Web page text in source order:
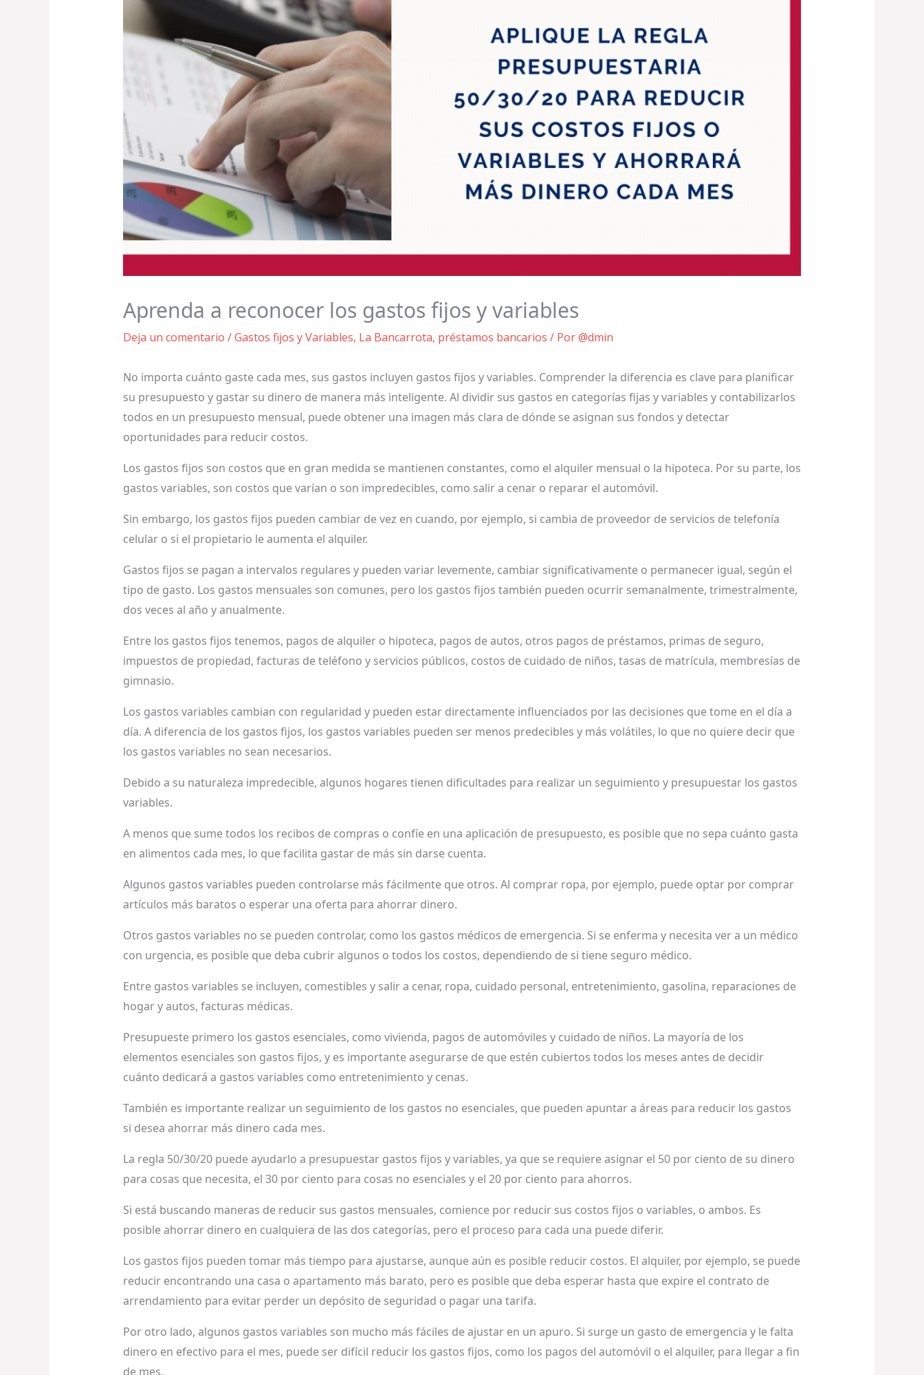
Aprenda a reconocer los gastos fijos y variables
Deja un comentario /Gastos fijos y Variables, La Bancarrota, préstamos bancarios / Por@dmin
No importa cuánto gaste cada mes, sus gastos incluyen gastos fijos y variables. Comprender la diferencia es clave para planificar
su presupuesto y gastar su dinero de manera más inteligente. Al dividir sus gastos en categorías fijas y variables y contabilizarlos
todos en un presupuesto mensual, puede obtener una imagen más clara de dónde se asignan sus fondos y detectar
oportunidades para reducir costos.
Los gastos fijos son costos que en gran medida se mantienen constantes, como el alquiler mensual o la hipoteca. Por su parte, los
gastos variables, son costos que varían o son impredecibles, como salir a cenar o reparar el automóvil.
Sin embargo, los gastos fijos pueden cambiar de vez en cuando, por ejemplo, si cambia de proveedor de servicios de telefonía
celular o si el propietario le aumenta el alquiler.
Gastos fijos se pagan a intervalos regulares y pueden variar levemente, cambiar significativamente o permanecer igual, según el
tipo de gasto. Los gastos mensuales son comunes, pero los gastos fijos también pueden ocurrir semanalmente, trimestralmente,
dos veces al año y anualmente.
Entre los gastos fijos tenemos, pagos de alquiler o hipoteca, pagos de autos, otros pagos de préstamos, primas de seguro,
impuestos de propiedad, facturas de teléfono y servicios públicos, costos de cuidado de niños, tasas de matrícula, membresías de
gimnasio.
Los gastos variables cambian con regularidad y pueden estar directamente influenciados por las decisiones que tome en el día a
día. A diferencia de los gastos fijos, los gastos variables pueden ser menos predecibles y más volátiles, lo que no quiere decir que
los gastos variables no sean necesarios.
Debido a su naturaleza impredecible, algunos hogares tienen dificultades para realizar un seguimiento y presupuestar los gastos
variables.
A menos que sume todos los recibos de compras o confíe en una aplicación de presupuesto, es posible que no sepa cuánto gasta
en alimentos cada mes, lo que facilita gastar de más sin darse cuenta.
Algunos gastos variables pueden controlarse más fácilmente que otros. Al comprar ropa, por ejemplo, puede optar por comprar
artículos más baratos o esperar una oferta para ahorrar dinero.
Otros gastos variables no se pueden controlar, como los gastos médicos de emergencia. Si se enferma y necesita ver a un médico
con urgencia, es posible que deba cubrir algunos o todos los costos, dependiendo de si tiene seguro médico.
Entre gastos variables se incluyen, comestibles y salir a cenar, ropa, cuidado personal, entretenimiento, gasolina, reparaciones de
hogar y autos, facturas médicas.
Presupueste primero los gastos esenciales, como vivienda, pagos de automóviles y cuidado de niños. La mayoría de los
elementos esenciales son gastos fijos, y es importante asegurarse de que estén cubiertos todos los meses antes de decidir
cuánto dedicará a gastos variables como entretenimiento y cenas.
También es importante realizar un seguimiento de los gastos no esenciales, que pueden apuntar a áreas para reducir los gastos
si desea ahorrar más dinero cada mes.
La regla 50/30/20 puede ayudarlo a presupuestar gastos fijos y variables, ya que se requiere asignar el 50 por ciento de su dinero
para cosas que necesita, el 30 por ciento para cosas no esenciales y el 20 por ciento para ahorros.
Si está buscando maneras de reducir sus gastos mensuales, comience por reducir sus costos fijos o variables, o ambos. Es
posible ahorrar dinero en cualquiera de las dos categorías, pero el proceso para cada una puede diferir.
Los gastos fijos pueden tomar más tiempo para ajustarse, aunque aún es posible reducir costos. El alquiler, por ejemplo, se puede
reducir encontrando una casa o apartamento más barato, pero es posible que deba esperar hasta que expire el contrato de
arrendamiento para evitar perder un depósito de seguridad o pagar una tarifa.
Por otro lado, algunos gastos variables son mucho más fáciles de ajustar en un apuro. Si surge un gasto de emergencia y le falta
dinero en efectivo para el mes, puede ser difícil reducir los gastos fijos, como los pagos del automóvil o el alquiler, para llegar a fin
de mes.